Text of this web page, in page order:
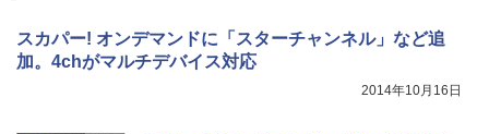
スカパー! オンデマンドに「スターチャンネル」など追
加。4chがマルチデバイス対応
2014年10月16日